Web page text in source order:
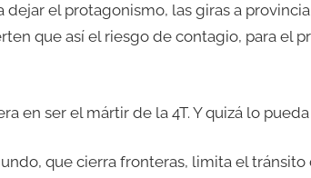
dejar el protagonismo, las giras a
que así el riesgo de contagio, para el
en ser el mártir de la 4T. Y quizá lo
que cierra fronteras, limita el